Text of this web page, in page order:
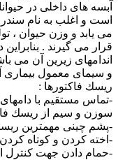
آبسه های داخلی در
می یابد و وزن حیوان ،
قرار می گیرند .
اندامهای زیرین آن
و سیمای معمول
ریسك فاكتورها :
-تماس مستقیم با دامهای
سوزن و سیم از ریسك
-پشم چینی مهمترین
-اخته كردن و كوتاه
-حمام دادن جهت كنترل